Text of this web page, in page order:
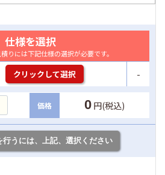
仕様を選択
りには下記仕様の選択が必要です。
クリックして選択 -
価格 0 円(税込)